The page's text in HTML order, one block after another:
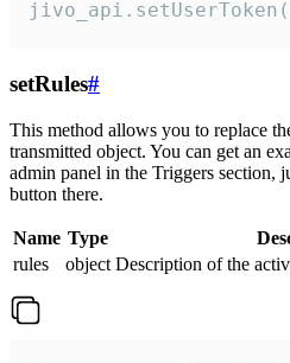
setRules#
This method allows you to replace
transmitted object. You can get an
admin panel in the Triggers section,
button there.
Name Type
rules
object Description of the